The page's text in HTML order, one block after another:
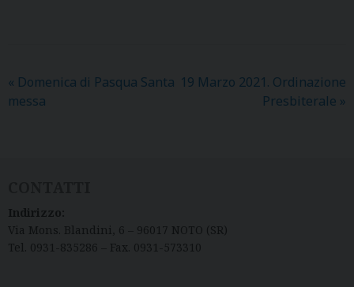
« Domenica di Pasqua Santa
messa
19 Marzo 2021. Ordinazione
Presbiterale »
Indirizzo:
Via Mons. Blandini, 6 – 96017 NOTO (SR)
Tel. 0931-835286 – Fax. 0931-573310